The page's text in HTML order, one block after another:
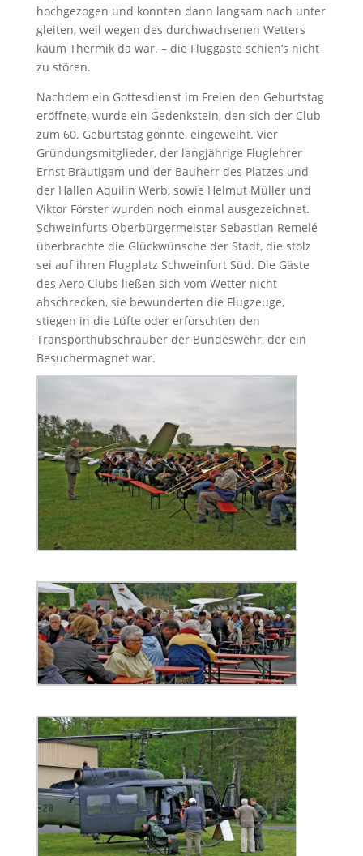
hochgezogen und konnten dann langsam nach unter
gleiten, weil wegen des durchwachsenen Wetters
kaum Thermik da war. – die Fluggäste schien‘s nicht
zu stören.
Nachdem ein Gottesdienst im Freien den Geburtstag
eröffnete, wurde ein Gedenkstein, den sich der Club
zum 60. Geburtstag gönnte, eingeweiht. Vier
Gründungsmitglieder, der langjährige Fluglehrer
Ernst Bräutigam und der Bauherr des Platzes und
der Hallen Aquilin Werb, sowie Helmut Müller und
Viktor Förster wurden noch einmal ausgezeichnet.
Schweinfurts Oberbürgermeister Sebastian Remelé
überbrachte die Glückwünsche der Stadt, die stolz
sei auf ihren Flugplatz Schweinfurt Süd. Die Gäste
des Aero Clubs ließen sich vom Wetter nicht
abschrecken, sie bewunderten die Flugzeuge,
stiegen in die Lüfte oder erforschten den
Transporthubschrauber der Bundeswehr, der ein
Besuchermagnet war.